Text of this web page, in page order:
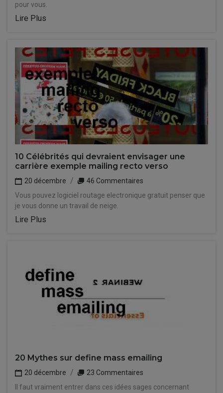
pour vous.
Lire Plus
10 Célébrités qui devraient envisager une
carrière exemple mailing recto verso
20 décembre
46 Commentaires
Vous pouvez logiciel routage electronique gratuit penser que
je vous donne un travail de neige.
Lire Plus
20 Mythes sur define mass emailing
20 décembre
23 Commentaires
Il faut vraiment entrer dans ces idées sages concernant